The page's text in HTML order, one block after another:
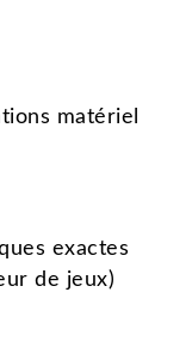
matériel
exactes
de jeux)